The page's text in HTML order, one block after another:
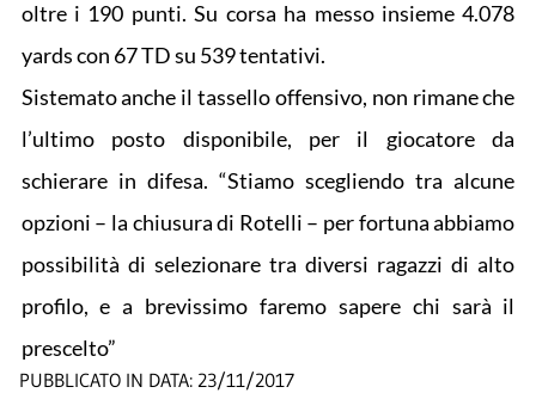
oltre i 190 punti. Su corsa ha messo insieme 4.078
yards con 67 TD su 539 tentativi.
Sistemato anche il tassello offensivo, non rimane che
l’ultimo posto disponibile, per il giocatore da
schierare in difesa. “Stiamo scegliendo tra alcune
opzioni – la chiusura di Rotelli – per fortuna abbiamo
possibilità di selezionare tra diversi ragazzi di alto
profilo, e a brevissimo faremo sapere chi sarà il
prescelto”
PUBBLICATO IN DATA: 23/11/2017